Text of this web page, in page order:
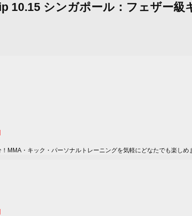
10.15 シンガポール：フェザー
MMA・キック・パーソナルトレーニングを気軽にどなたでも楽しめ